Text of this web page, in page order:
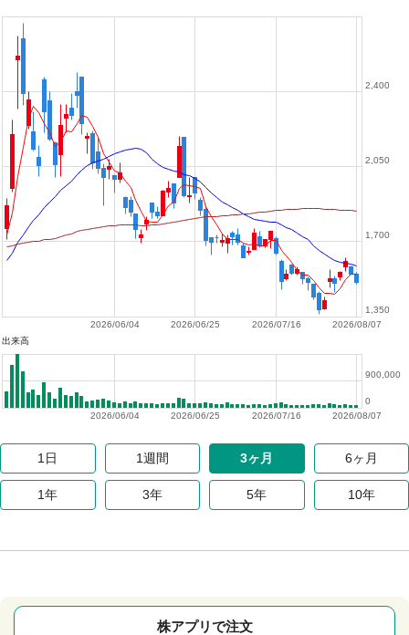
2026/08/07
2026/07/16
2026/06/25
2026/06/04
1,350
1,700
2,050
2,400
出来高
2026/08/07
2026/07/16
2026/06/25
2026/06/04
0
900,000
1日 1週間 3ヶ月 6ヶ月
1年 3年 5年 10年
株アプリで注文